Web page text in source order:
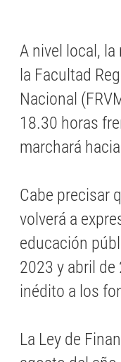
A nivel local,
la Facultad
Nacional
18.30 horas
marchará
Cabe precisar
volverá a
educación
2023 y abril
inédito a los
La Ley de